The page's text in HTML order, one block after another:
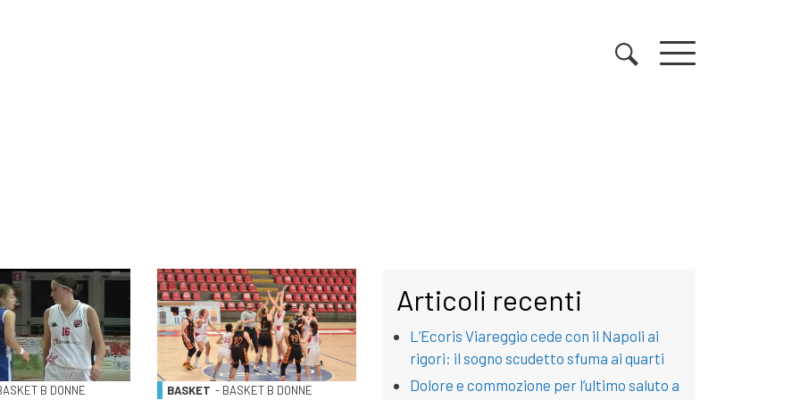
B DONNE BASKET - BASKET B DONNE
Articoli recenti
L’Ecoris Viareggio cede con il Napoli ai
rigori: il sogno scudetto sfuma ai quarti
Dolore e commozione per l’ultimo saluto a